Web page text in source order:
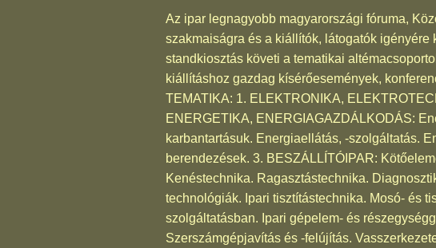
Az ipar legnagyobb magyarországi fóruma,
szakmaiságra és a kiállítók, látogatók
standkiosztás követi a tematikai
kiállításhoz gazdag kísérőesemények,
TEMATIKA: 1. ELEKTRONIKA,
ENERGETIKA, ENERGIAGAZDÁLKODÁS:
karbantartásuk. Energiaellátás, -szolgáltatás.
berendezések. 3. BESZÁLLÍTÓIPAR:
Kenéstechnika. Ragasztástechnika.
technológiák. Ipari tisztítástechnika. Mosó- és
szolgáltatásban. Ipari gépelem- és
Szerszámgépjavítás és -felújítás.